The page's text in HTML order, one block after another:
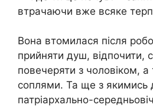
втрачаючи вже всяке
Вона втомилася після
прийняти душ, відпочити,
повечеряти з чоловіком, а
соплями. Та ще з якимись
патріархально-